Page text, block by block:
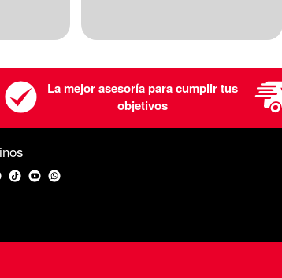
La mejor asesoría para cumplir tus
objetivos
Instagram
TikTokYouTubeWhatsApp